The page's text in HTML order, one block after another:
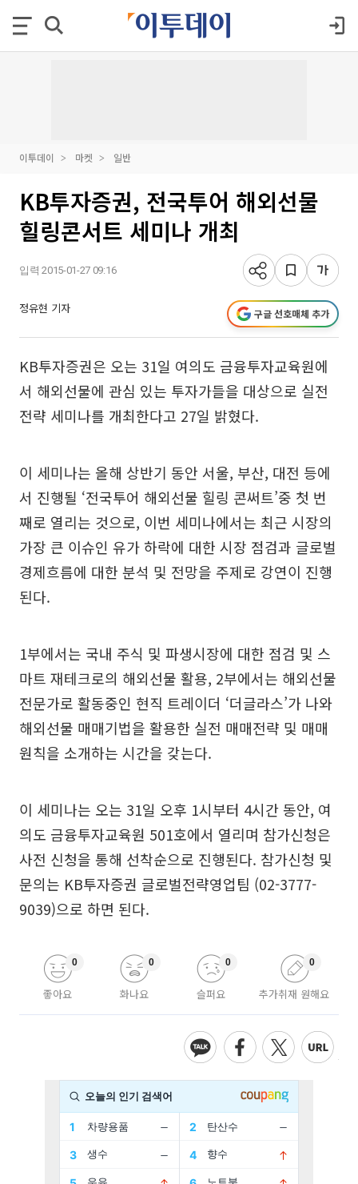
이투데이 마켓 일반
KB투자증권, 전국투어 해외선물
힐링콘서트 세미나 개최
입력 2015-01-27 09:16
정유현 기자 구글 선호매체 추가
KB투자증권은 오는 31일 여의도 금융투자교육원에
서 해외선물에 관심 있는 투자가들을 대상으로 실전
전략 세미나를 개최한다고 27일 밝혔다.
이 세미나는 올해 상반기 동안 서울, 부산, 대전 등에
서 진행될 ‘전국투어 해외선물 힐링 콘써트’중 첫 번
째로 열리는 것으로, 이번 세미나에서는 최근 시장의
가장 큰 이슈인 유가 하락에 대한 시장 점검과 글로벌
경제흐름에 대한 분석 및 전망을 주제로 강연이 진행
된다.
1부에서는 국내 주식 및 파생시장에 대한 점검 및 스
마트 재테크로의 해외선물 활용, 2부에서는 해외선물
전문가로 활동중인 현직 트레이더 ‘더글라스’가 나와
해외선물 매매기법을 활용한 실전 매매전략 및 매매
원칙을 소개하는 시간을 갖는다.
이 세미나는 오는 31일 오후 1시부터 4시간 동안, 여
의도 금융투자교육원 501호에서 열리며 참가신청은
사전 신청을 통해 선착순으로 진행된다. 참가신청 및
문의는 KB투자증권 글로벌전략영업팀 (02-3777-
9039)으로 하면 된다.
좋아요
0
화나요
0
슬퍼요
0
추가취재 원해요
0